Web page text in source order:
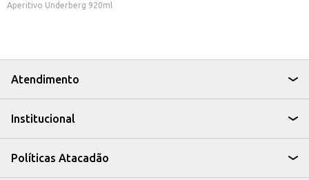
Aperitivo Underberg 920ml
Atendimento
Institucional
Políticas Atacadão